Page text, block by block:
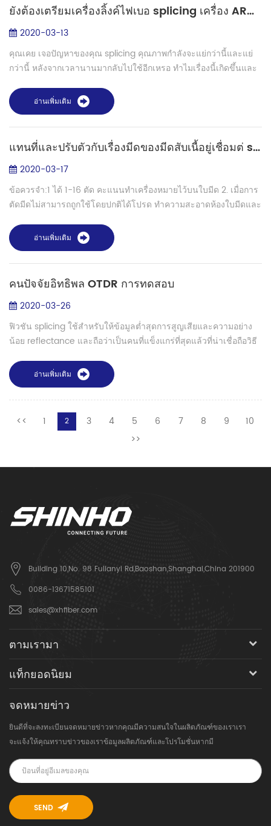
ยังต้องเตรียมเครื่องลิ้งค์ไฟเบอ splicing เครื่อง ARC ด้วยตนเอง?
2020-03-13
คุณเคย เจอปัญหาของคุณ splicing คุณภาพกำลังจะแย่กว่านี้และแย่
กว่านี้ หลังจากเวลานานมากลับไปใช้อีกเหรอ ทำไมเรื่องนี้เกิดขึ้นและ
ARC. ในท่านน...
อ่านเพิ่มเติม
แทนที่และปรับตัวกับเรื่องมีดของมีดสับเนื้อยู่เชื่อมต่ splicer คิท
2020-03-17
ข้อควรจำ:1 ได้ 1-16 ตัด คะแนนทำเครื่องหมายไว้บนใบมีด 2. เมื่อการ
ตัดมีดไม่สามารถถูกใช้โดยปกติได้โปรด ทำความสะอาดห้องใบมีดและ
การตัดประเด็น...
อ่านเพิ่มเติม
คนปัจจัยอิทธิพล OTDR การทดสอบ
2020-03-26
ฟิวชัน splicing ใช้สำหรับให้ข้อมูลต่ำสุดการสูญเสียและความอย่าง
น้อย reflectance และถือว่าเป็นคนที่แข็งแกร่ที่สุดแล้วที่น่าเชื่อถือวิธี
splice สาม...
อ่านเพิ่มเติม
<< 1 2 3 4 5 6 7 8 9
10
>>
Building 10,No. 98 Fulianyi Rd,Baoshan,Shanghai,China 201900
0086-13671585101
sales@xhfiber.com
ตามเรามา
แท็กยอดนิยม
จดหมายข่าว
ยินดีที่จะลงทะเบียนจดหมายข่าวหากคุณมีความสนใจในผลิตภัณฑ์ของเราเรา
จะแจ้งให้คุณทราบข่าวของเราข้อมูลผลิตภัณฑ์และโปรโมชั่นหากมี